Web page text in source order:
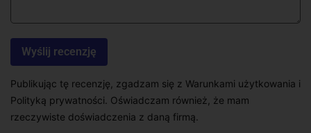
Publikując tę recenzję, zgadzam się z Warunkami użytkowania i
Polityką prywatności. Oświadczam również, że mam
rzeczywiste doświadczenia z daną firmą.